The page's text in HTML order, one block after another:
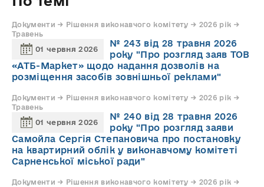
Документи → Рішення виконавчого комітету → 2026 рік →
Травень
01 червня 2026
№ 243 від 28 травня 2026
року "Про розгляд заяв ТОВ
«АТБ-Маркет» щодо надання дозволів на
розміщення засобів зовнішньої реклами"
Документи → Рішення виконавчого комітету → 2026 рік →
Травень
01 червня 2026
№ 240 від 28 травня 2026
року "Про розгляд заяви
Самойла Сергія Степановича про постановку
на квартирний облік у виконавчому комітеті
Сарненської міської ради"
Документи → Рішення виконавчого комітету → 2026 рік →